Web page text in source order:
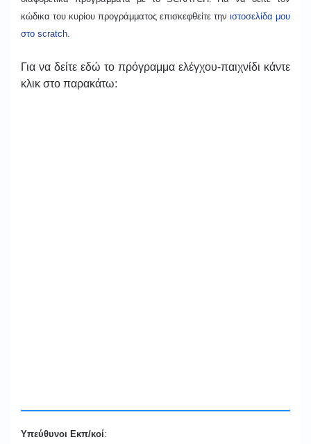
κώδικα του κυρίου προγράμματος επισκεφθείτε την ιστοσελίδα μου
στο scratch.
Για να δείτε εδώ το πρόγραμμα ελέγχου-παιχνίδι κάντε
κλικ στο παρακάτω:
Υπεύθυνοι Εκπ/κοί: